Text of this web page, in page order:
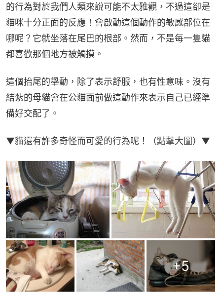
的行為對於我們人類來說可能不太雅觀，不過這卻是
貓咪十分正面的反應！會啟動這個動作的敏感部位在
哪呢？它就坐落在尾巴的根部。然而，不是每一隻貓
都喜歡那個地方被觸摸。
這個抬尾的舉動，除了表示舒服，也有性意味。沒有
結紮的母貓會在公貓面前做這動作來表示自己已經準
備好交配了。
▼貓還有許多奇怪而可愛的行為呢！（點擊大圖）▼
+5